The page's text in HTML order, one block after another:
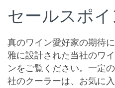
セールスポイ
真のワイン愛好家の期待
雅に設計された当社のワ
ンをご覧ください。一定
社のクーラーは、お気に